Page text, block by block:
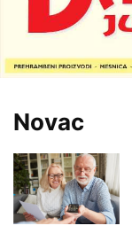
Novac